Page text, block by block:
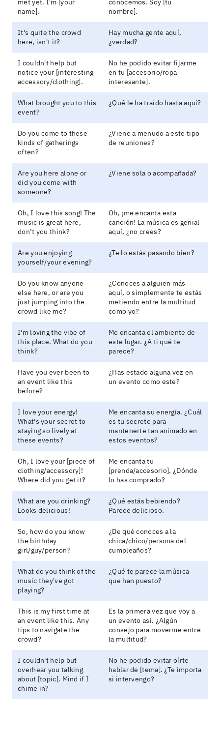
name].
nombre].
It's quite the crowd
here, isn't it?
Hay mucha gente aquí,
¿verdad?
I couldn't help but
notice your [interesting
accessory/clothing].
No he podido evitar fijarme
en tu [accesorio/ropa
interesante].
What brought you to this
event?
¿Qué le ha traído hasta aquí?
Do you come to these
kinds of gatherings
often?
¿Viene a menudo a este tipo
de reuniones?
Are you here alone or
did you come with
someone?
¿Viene sola o acompañada?
Oh, I love this song! The
music is great here,
don’t you think?
Oh, ¡me encanta esta
canción! La música es genial
aquí, ¿no crees?
Are you enjoying
yourself/your evening?
¿Te lo estás pasando bien?
Do you know anyone
else here, or are you
just jumping into the
crowd like me?
¿Conoces a alguien más
aquí, o simplemente te estás
metiendo entre la multitud
como yo?
I'm loving the vibe of
this place. What do you
think?
Me encanta el ambiente de
este lugar. ¿A ti qué te
parece?
Have you ever been to
an event like this
before?
¿Has estado alguna vez en
un evento como este?
I love your energy!
What's your secret to
staying so lively at
these events?
Me encanta su energía. ¿Cuál
es tu secreto para
mantenerte tan animado en
estos eventos?
Oh, I love your [piece of
clothing/accessory]!
Where did you get it?
Me encanta tu
[prenda/accesorio]. ¿Dónde
lo has comprado?
What are you drinking?
Looks delicious!
¿Qué estás bebiendo?
Parece delicioso.
So, how do you know
the birthday
girl/guy/person?
¿De qué conoces a la
chica/chico/persona del
cumpleaños?
What do you think of the
music they've got
playing?
¿Qué te parece la música
que han puesto?
This is my first time at
an event like this. Any
tips to navigate the
crowd?
Es la primera vez que voy a
un evento así. ¿Algún
consejo para moverme entre
la multitud?
I couldn't help but
overhear you talking
about [topic]. Mind if I
chime in?
No he podido evitar oírte
hablar de [tema]. ¿Te importa
si intervengo?